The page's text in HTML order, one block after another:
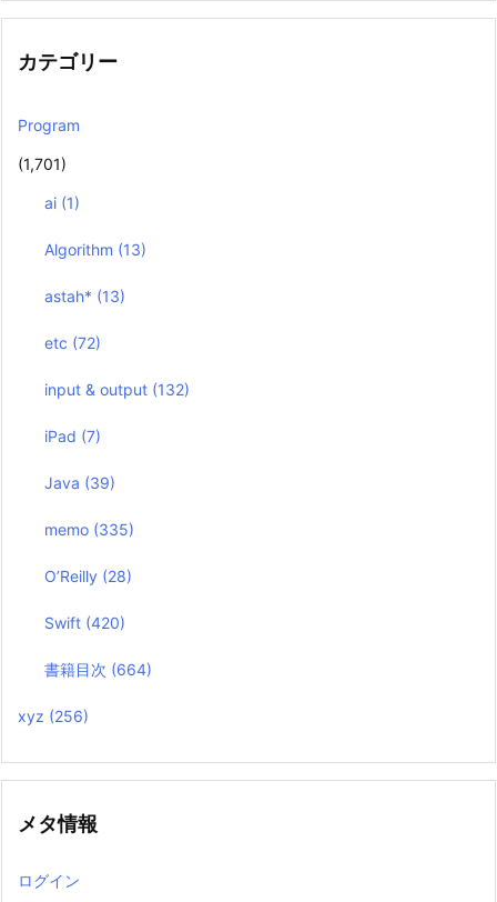
カテゴリー
Program
(1,701)
ai (1)
Algorithm (13)
astah* (13)
etc (72)
input & output (132)
iPad (7)
Java (39)
memo (335)
O’Reilly (28)
Swift (420)
書籍目次 (664)
xyz (256)
メタ情報
ログイン